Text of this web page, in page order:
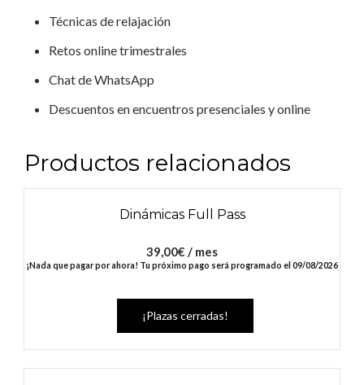
Técnicas de relajación
Retos online trimestrales
Chat de WhatsApp
Descuentos en encuentros presenciales y online
Productos relacionados
Dinámicas Full Pass
39,00€ / mes
¡Nada que pagar por ahora! Tu próximo pago será programado el 09/08/2026
¡Plazas cerradas!